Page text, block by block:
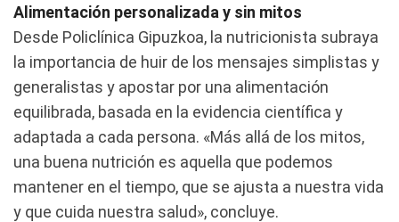
Alimentación personalizada y sin mitos
Desde Policlínica Gipuzkoa, la nutricionista subraya
la importancia de huir de los mensajes simplistas y
generalistas y apostar por una alimentación
equilibrada, basada en la evidencia científica y
adaptada a cada persona. «Más allá de los mitos,
una buena nutrición es aquella que podemos
mantener en el tiempo, que se ajusta a nuestra vida
y que cuida nuestra salud», concluye.